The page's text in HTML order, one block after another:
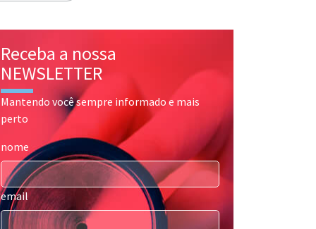
Receba a nossa
NEWSLETTER
Mantendo você sempre informado e mais
perto
nome
email